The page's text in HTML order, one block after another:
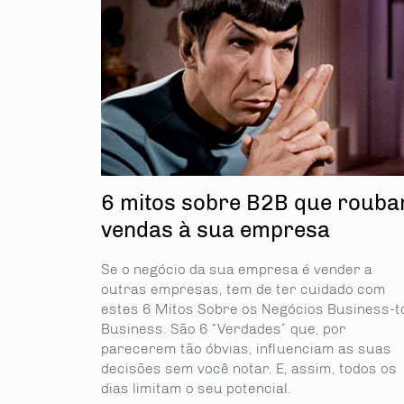
6 mitos sobre B2B que
vendas à sua empresa
Se o negócio da sua empresa é vender a
outras empresas, tem de ter cuidado com
estes 6 Mitos Sobre os Negócios Business-
Business. São 6 “Verdades” que, por
parecerem tão óbvias, influenciam as suas
decisões sem você notar. E, assim, todos os
dias limitam o seu potencial.